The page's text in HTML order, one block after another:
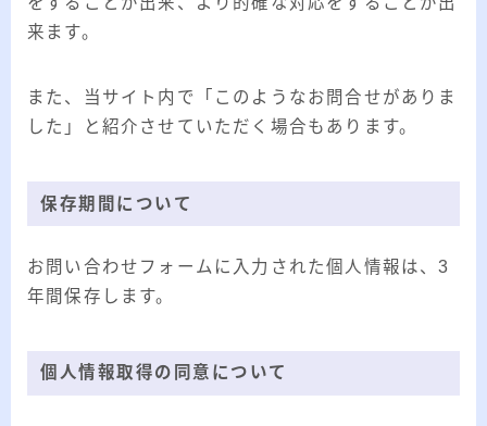
来ます。
また、当サイト内で「このようなお問合せがありま
した」と紹介させていただく場合もあります。
保存期間について
お問い合わせフォームに入力された個人情報は、3
年間保存します。
個人情報取得の同意について